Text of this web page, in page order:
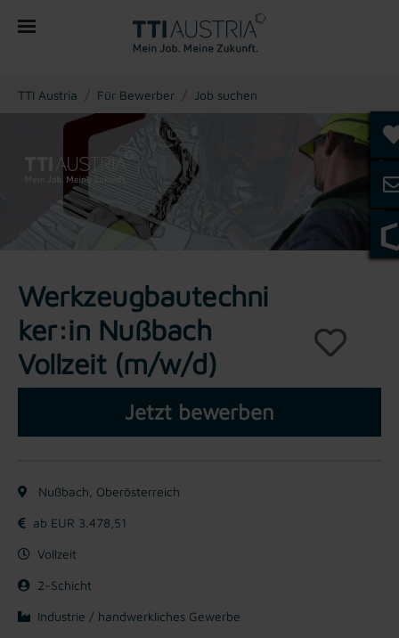
You are here:
TTI Austria Für Bewerber Job suchen
Werkzeugbautechni
ker:in Nußbach
Vollzeit (m/w/d)
Jetzt bewerben
Nußbach, Oberösterreich
ab EUR 3.478,51
Vollzeit
2-Schicht
Industrie / handwerkliches Gewerbe